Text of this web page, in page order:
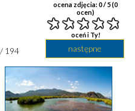
ocena zdjęcia:0/ 5 (0
ocen)
oceń i Ty!
następne
194